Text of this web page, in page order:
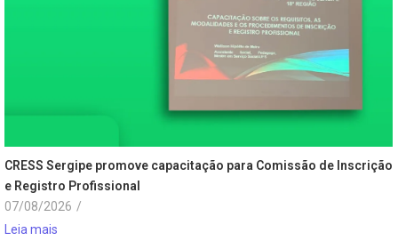
CRESS Sergipe promove capacitação para Comissão de Inscrição
e Registro Profissional
07/08/2026 /
Leia mais